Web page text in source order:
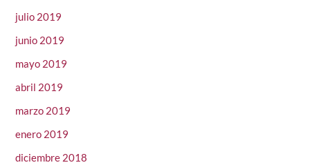
julio 2019
junio 2019
mayo 2019
abril 2019
marzo 2019
enero 2019
diciembre 2018